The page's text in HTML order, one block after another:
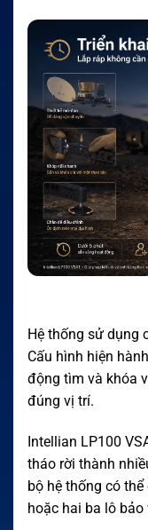
Hệ thống sử dụng
Cấu hình hiện
động tìm và khóa
đúng vị trí.
Intellian LP100
tháo rời thành
bộ hệ thống có
hoặc hai ba lô